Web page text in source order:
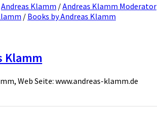
Andreas Klamm /Andreas Klamm Moderator
/ Books by Andreas Klamm
Klamm
Web Seite: www.andreas-klamm.de